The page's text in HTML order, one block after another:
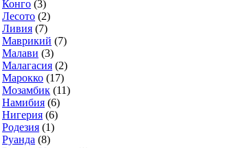
Конго (3)
Лесото (2)
Ливия (7)
Маврикий (7)
Малави (3)
Малагасия (2)
Марокко (17)
Мозамбик (11)
Намибия (6)
Нигерия (6)
Родезия (1)
Руанда (8)